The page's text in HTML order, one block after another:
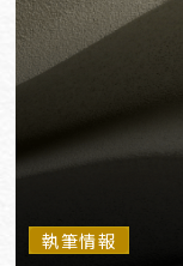
執筆情報